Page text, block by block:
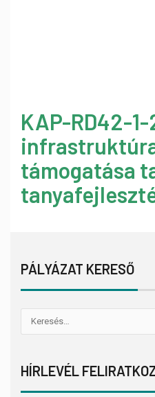
KAP-RD42-
támogatása
PÁLYÁZAT KERESŐ
HÍRLEVÉL